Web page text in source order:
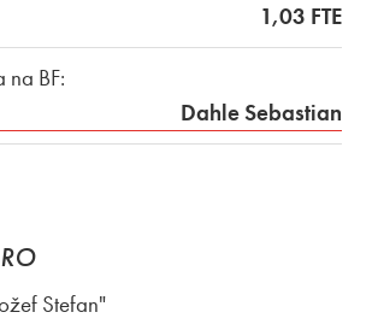
1,03 FTE
BF:
Dahle Sebastian
Stefan"